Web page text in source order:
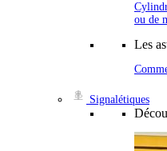
ou de
Les
Signalétiques